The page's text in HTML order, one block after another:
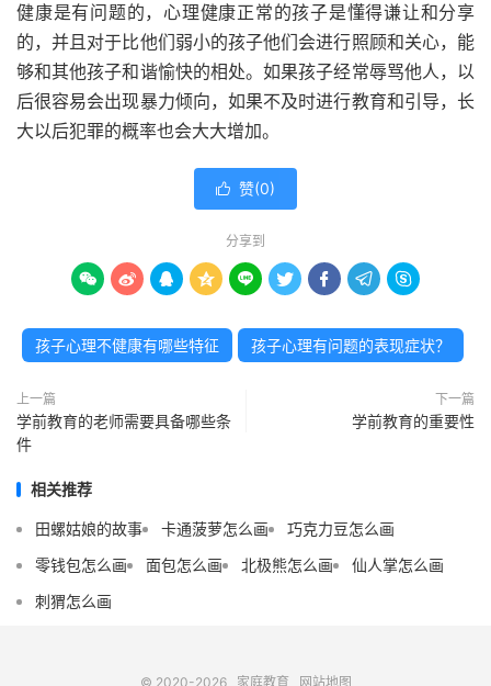
健康是有问题的，心理健康正常的孩子是懂得谦让和分享
的，并且对于比他们弱小的孩子他们会进行照顾和关心，能
够和其他孩子和谐愉快的相处。如果孩子经常辱骂他人，以
后很容易会出现暴力倾向，如果不及时进行教育和引导，长
大以后犯罪的概率也会大大增加。
 赞(0)
分享到
        
孩子心理不健康有哪些特征 孩子心理有问题的表现症状？
上一篇
学前教育的老师需要具备哪些条
件
下一篇
学前教育的重要性
相关推荐
田螺姑娘的故事 卡通菠萝怎么画
巧克力豆怎么画
零钱包怎么画
面包怎么画 北极熊怎么画
仙人掌怎么画
刺猬怎么画
© 2020-2026 家庭教育 网站地图